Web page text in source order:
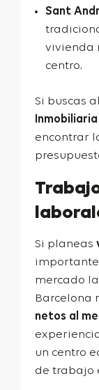
Sant
vivienda
centro.
Si buscas
encontrar
Si planeas
importante
mercado
Barcelona
netos al
un centro
de trabajo